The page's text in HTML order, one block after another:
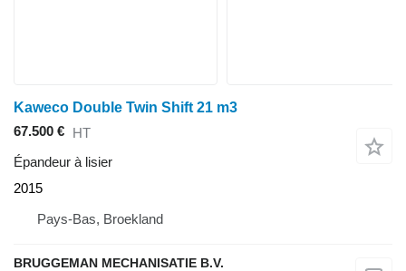
Kaweco Double Twin Shift 21 m3
67.500 € HT
Épandeur à lisier
2015
Pays-Bas, Broekland
BRUGGEMAN MECHANISATIE B.V.